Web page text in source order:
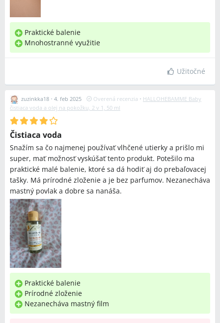
Praktické balenie
Mnohostranné využitie
Užitočné
zuzinkka18 • 4. feb 2025 Overená recenzia • HALLOHEBAMME Baby
čistiaca voda a olej na pokožku, 2 v 1, 50 ml
Čistiaca voda
Snažím sa čo najmenej používať vlhčené utierky a prišlo mi
super, mať možnosť vyskúšať tento produkt. Potešilo ma
praktické malé balenie, ktoré sa dá hodiť aj do prebaľovacej
tašky. Má prírodné zloženie a je bez parfumov. Nezanecháva
mastný povlak a dobre sa nanáša.
Praktické balenie
Prírodné zloženie
Nezanecháva mastný film